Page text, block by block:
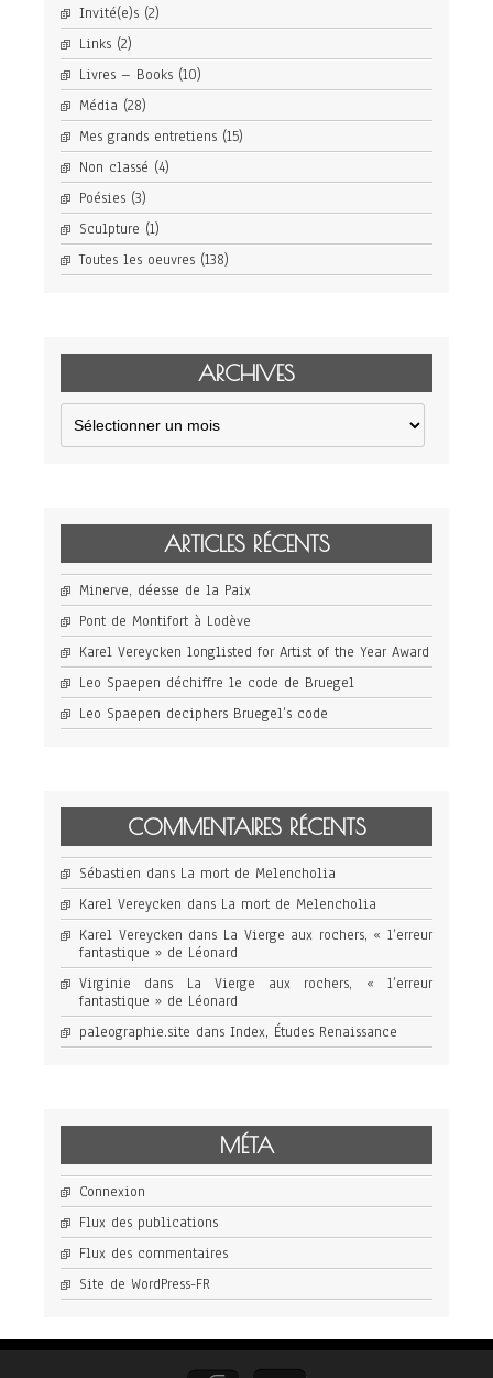
Invité(e)s (2)
Links (2)
Livres – Books (10)
Média (28)
Mes grands entretiens (15)
Non classé (4)
Poésies (3)
Sculpture (1)
Toutes les oeuvres (138)
ARCHIVES
Archives
ARTICLES RÉCENTS
Minerve, déesse de la Paix
Pont de Montifort à Lodève
Karel Vereycken longlisted for Artist of the Year Award
Leo Spaepen déchiffre le code de Bruegel
Leo Spaepen deciphers Bruegel’s code
COMMENTAIRES RÉCENTS
Sébastien dans La mort de Melencholia
Karel Vereycken dans La mort de Melencholia
Karel Vereycken dans La Vierge aux rochers, « l’erreur
fantastique » de Léonard
Virginie dans La Vierge aux rochers, « l’erreur
fantastique » de Léonard
paleographie.site dans Index, Études Renaissance
MÉTA
Connexion
Flux des publications
Flux des commentaires
Site de WordPress-FR